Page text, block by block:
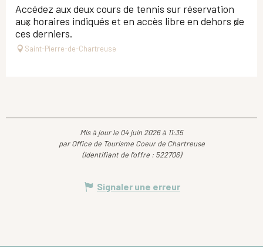
Accédez aux deux cours de tennis sur réservation
aux horaires indiqués et en accès libre en dehors de
ces derniers.
Saint-Pierre-de-Chartreuse
Mis à jour le 04 juin 2026 à 11:35
par Office de Tourisme Coeur de Chartreuse
(Identifiant de l'offre : 522706)
Signaler une erreur